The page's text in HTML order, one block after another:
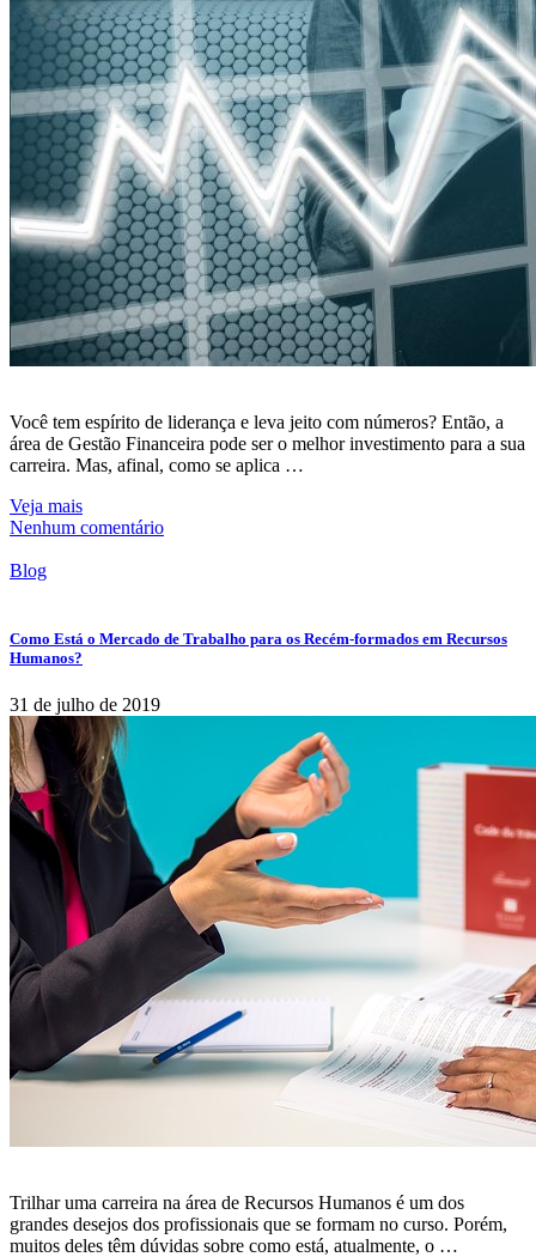
Você tem espírito de liderança e leva jeito com números? Então, a
área de Gestão Financeira pode ser o melhor investimento para a sua
carreira. Mas, afinal, como se aplica …
Veja mais
Nenhum comentário
Blog
Como Está o Mercado de Trabalho para os Recém-formados em Recursos
Humanos?
31 de julho de 2019
Trilhar uma carreira na área de Recursos Humanos é um dos
grandes desejos dos profissionais que se formam no curso. Porém,
muitos deles têm dúvidas sobre como está, atualmente, o …